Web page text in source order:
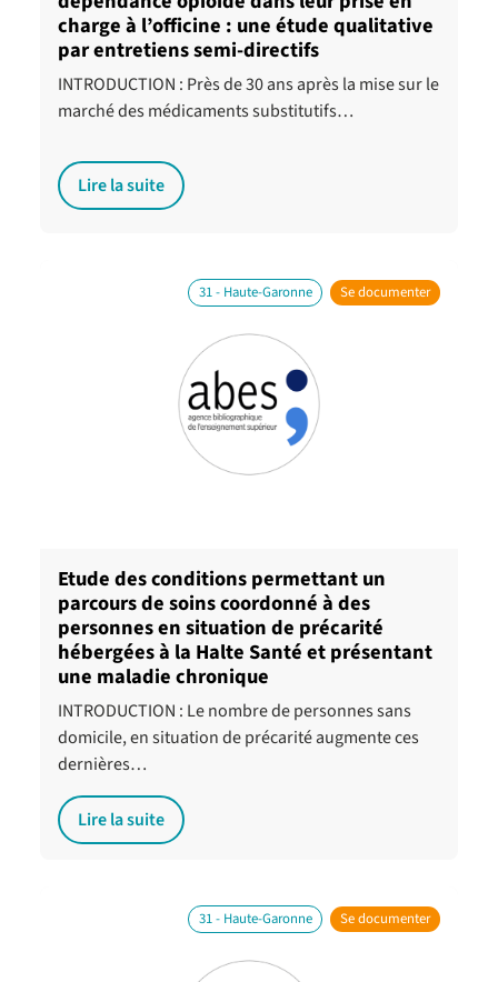
charge à l’officine : une étude qualitative
par entretiens semi-directifs
INTRODUCTION : Près de 30 ans après la mise sur le
marché des médicaments substitutifs…
Lire la suite
31 - Haute-Garonne Se documenter
Etude des conditions permettant un
parcours de soins coordonné à des
personnes en situation de précarité
hébergées à la Halte Santé et présentant
une maladie chronique
INTRODUCTION : Le nombre de personnes sans
domicile, en situation de précarité augmente ces
dernières…
Lire la suite
31 - Haute-Garonne Se documenter